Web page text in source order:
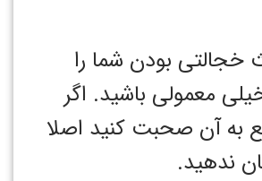
خجالتی بودن شما را
معمولی باشید. اگر
به آن صحبت کنید اصلا
ندهید.